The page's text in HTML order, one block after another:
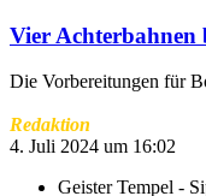
Vier Achterbahnen
Die Vorbereitungen für
Redaktion
4. Juli 2024 um 16:02
Geister Tempel -